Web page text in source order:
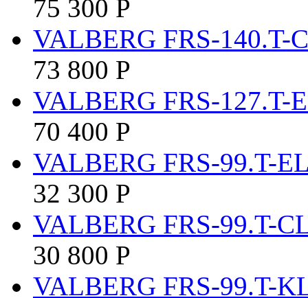
75 300 Р
VALBERG FRS-140.T-
73 800 Р
VALBERG FRS-127.T-
70 400 Р
VALBERG FRS-99.T-
32 300 Р
VALBERG FRS-99.T-
30 800 Р
VALBERG FRS-99.T-